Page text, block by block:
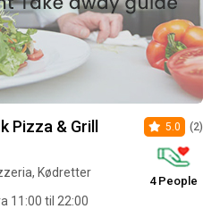
Pizza & Grill
Kødretter
11:00 til 22:00
5.0 (2)
4 People